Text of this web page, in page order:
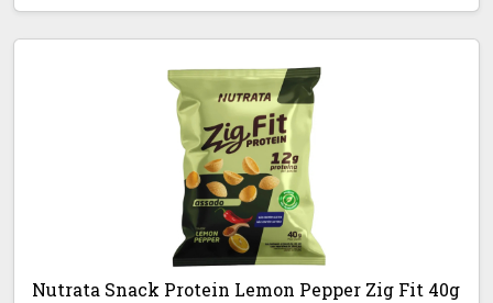
Nutrata Snack Protein Lemon Pepper Zig Fit 40g